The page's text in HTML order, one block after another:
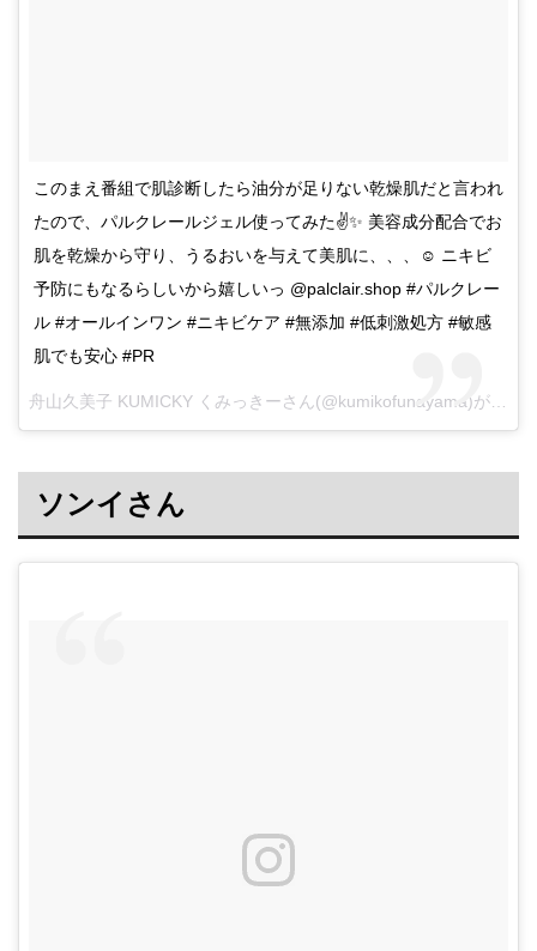
このまえ番組で肌診断したら油分が足りない乾燥肌だと言われ
たので、パルクレールジェル使ってみた✌️✨ 美容成分配合でお
肌を乾燥から守り、うるおいを与えて美肌に、、、☺️ ニキビ
予防にもなるらしいから嬉しいっ @palclair.shop #パルクレー
ル #オールインワン #ニキビケア #無添加 #低刺激処方 #敏感
肌でも安心 #PR
ソンイさん